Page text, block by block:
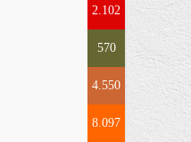
2.102
570
4.550
8.097